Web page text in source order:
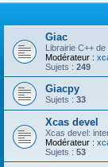
Giac
Librairie C++
Modérateur :
Sujets : 249
Giacpy
Sujets : 33
Xcas devel
Xcas devel:
Modérateur :
Sujets : 53